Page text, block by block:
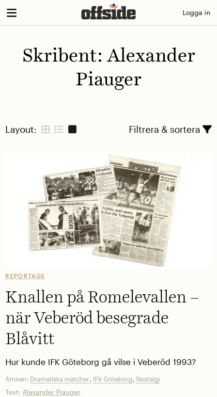
Skip
Logga in
Skribent: Alexander
Piauger
Layout: Filtrera & sortera
REPORTAGE
Knallen på Romelevallen –
när Veberöd besegrade
Blåvitt
Hur kunde IFK Göteborg gå vilse i Veberöd 1993?
Ämnen: Dramatiska matcher, IFK Göteborg, Nostalgi
Text: Alexander Piauger